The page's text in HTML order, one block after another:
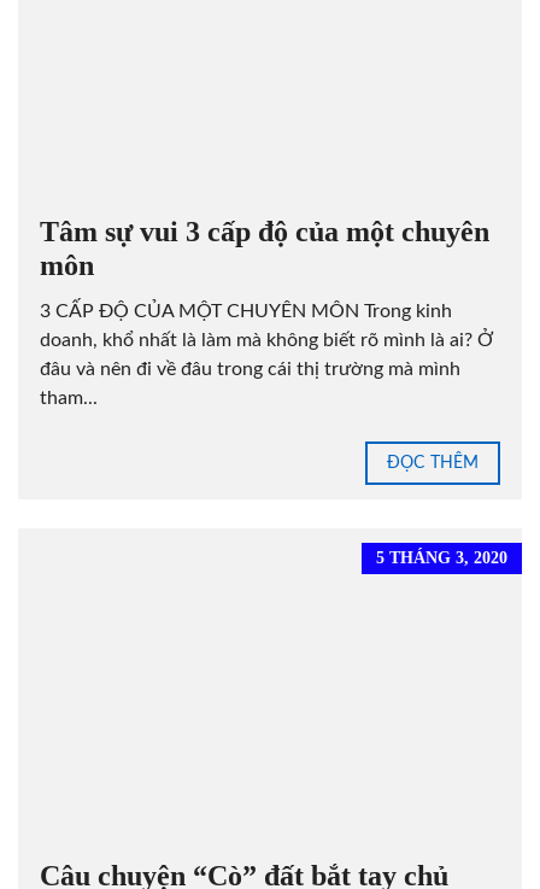
Tâm sự vui 3 cấp độ của một chuyên
môn
3 CẤP ĐỘ CỦA MỘT CHUYÊN MÔN Trong kinh
doanh, khổ nhất là làm mà không biết rõ mình là ai? Ở
đâu và nên đi về đâu trong cái thị trường mà mình
tham...
ĐỌC THÊM
5 THÁNG 3, 2020
Câu chuyện “Cò” đất bắt tay chủ